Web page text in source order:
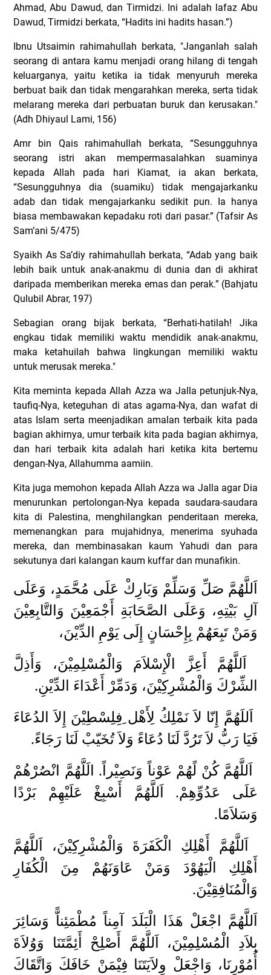
Ahmad, Abu Dawud, dan Tirmidzi. Ini adalah lafaz Abu
Dawud, Tirmidzi berkata, “Hadits ini hadits hasan.”)
Ibnu Utsaimin rahimahullah berkata, "Janganlah salah
seorang di antara kamu menjadi orang hilang di tengah
keluarganya, yaitu ketika ia tidak menyuruh mereka
berbuat baik dan tidak mengarahkan mereka, serta tidak
melarang mereka dari perbuatan buruk dan kerusakan."
(Adh Dhiyaul Lami, 156)
Amr bin Qais rahimahullah berkata, “Sesungguhnya
seorang istri akan mempermasalahkan suaminya
kepada Allah pada hari Kiamat, ia akan berkata,
“Sesungguhnya dia (suamiku) tidak mengajarkanku
adab dan tidak mengajarkanku sedikit pun. Ia hanya
biasa membawakan kepadaku roti dari pasar.” (Tafsir As
Sam’ani 5/475)
Syaikh As Sa’diy rahimahullah berkata, “Adab yang baik
lebih baik untuk anak-anakmu di dunia dan di akhirat
daripada memberikan mereka emas dan perak.” (Bahjatu
Qulubil Abrar, 197)
Sebagian orang bijak berkata, “Berhati-hatilah! Jika
engkau tidak memiliki waktu mendidik anak-anakmu,
maka ketahuilah bahwa lingkungan memiliki waktu
untuk merusak mereka."
Kita meminta kepada Allah Azza wa Jalla petunjuk-Nya,
taufiq-Nya, keteguhan di atas agama-Nya, dan wafat di
atas Islam serta meenjadikan amalan terbaik kita pada
bagian akhirnya, umur terbaik kita pada bagian akhirnya,
dan hari terbaik kita adalah hari ketika kita bertemu
dengan-Nya, Allahumma aamiin.
Kita juga memohon kepada Allah Azza wa Jalla agar Dia
menurunkan pertolongan-Nya kepada saudara-saudara
kita di Palestina, menghilangkan penderitaan mereka,
memenangkan para mujahidnya, menerima syuhada
mereka, dan membinasakan kaum Yahudi dan para
sekutunya dari kalangan kaum kuffar dan munafikin.
اَللَّهُمَّ صَلِّ وَسَلِّمْ وَبَارِكْ عَلَى مُحَّمَدٍ، وَعَلَى
آلِ بَيْتِهِ، وَعَلَى الصَّحَابَةِ أَجْمَعِيْنَ وَالتَّابِعِيْنَ
وَمَنْ تَبِعَهُمْ بِإِحْسَانٍ إِلَى يَوْمِ الدِّيْنَ،
اَللَّهُمَّ أَعِزَّ الْإِسْلاَمَ وَالْمُسْلِمِيْنَ، وَأَذِلَّ
الشِّرْكَ وَالْمُشْرِكِيْنَ، وَدَمِّرْ أَعْدَاءَ الدِّيْنِ.
اَللَهُمَّ إِنّا لاَ نَمْلِكُ لِأَهْل ِفِلِسْطِيْنَ إِلاَ الدُعَاءَ
فَيَا رَبُّ لاَ تَرُدَّ لَنَا دُعَاءً وَلاَ تُخَيّبْ لَنَا رَجَاءً.
اَللَّهُمَّ كُنْ لًهُمْ عَوْناً وَنَصِيْراً. الَلَّهُمَّ انْصُرْهُمْ
عَلَى عَدُوِّهِمْ. اَللَّهُمَّ أَسْبِغْ عَلَيْهِمْ بَرْدًا
وَسَلاَمًا.
اَللَّهُمَّ أَهْلِكِ الْكَفَرَةَ وَالْمُشْرِكِيْنَ، اَللَّهُمَّ
أَهْلِكِ الْيَهُوْدَ وَمَنْ عَاوَنَهُمْ مِنَ الْكُفَارِ
وَالْمُنَافِقِيْنَ.
اَللَّهُمَّ اجْعَلْ هَذَا الْبَلَدَ آمِناً مُطْمَئِناًّ وَسَائِرَ
بِلاَدِ الْمُسْلِمِيْنَ، اَللَّهُمَّ أَصْلِحْ أَئِمَّتَنَا وَوُلاَةَ
أُمُوْرِنَا، وَاجْعَلْ وِلاَيَتَنَا فِيْمَنْ خَافَكَ وَاتَّقَاكَ